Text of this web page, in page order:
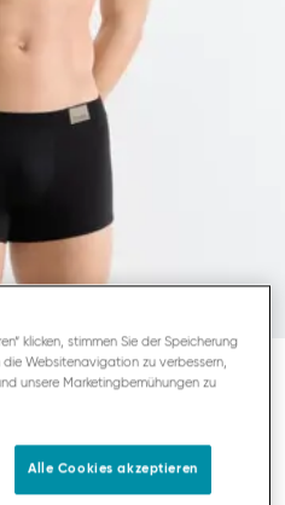
klicken, stimmen Sie der Speicherung
Websitenavigation zu verbessern,
unsere Marketingbemühungen zu
Alle Cookies akzeptieren